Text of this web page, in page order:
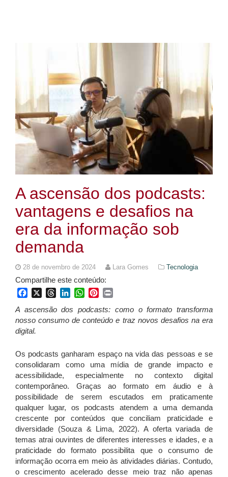
A ascensão dos podcasts:
vantagens e desafios na
era da informação sob
demanda
28 de novembro de 2024 Lara Gomes Tecnologia
Compartilhe este conteúdo:
FacebookThreadsLinkedInWhatsApp
Pinterest
A ascensão dos podcasts: como o formato transforma
nosso consumo de conteúdo e traz novos desafios na era
digital.
Os podcasts ganharam espaço na vida das pessoas e se
consolidaram como uma mídia de grande impacto e
acessibilidade, especialmente no contexto digital
contemporâneo. Graças ao formato em áudio e à
possibilidade de serem escutados em praticamente
qualquer lugar, os podcasts atendem a uma demanda
crescente por conteúdos que conciliam praticidade e
diversidade (Souza & Lima, 2022). A oferta variada de
temas atrai ouvintes de diferentes interesses e idades, e a
praticidade do formato possibilita que o consumo de
informação ocorra em meio às atividades diárias. Contudo,
o crescimento acelerado desse meio traz não apenas